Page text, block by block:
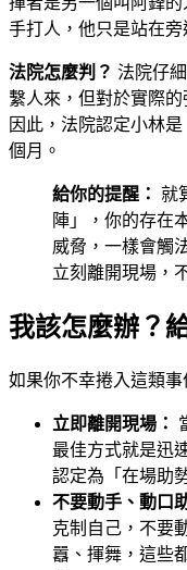
手打人，他只是站在
法院怎麼判？ 法院仔
繫人來，但對於實際
因此，法院認定小林
個月。
給你的提醒： 就
陣」，你的存在
威脅，一樣會觸
立刻離開現場，
我該怎麼辦？
如果你不幸捲入這類事
立即離開現場：
最佳方式就是迅
認定為「在場助
不要動手、動口
克制自己，不要
囂、揮舞，這些